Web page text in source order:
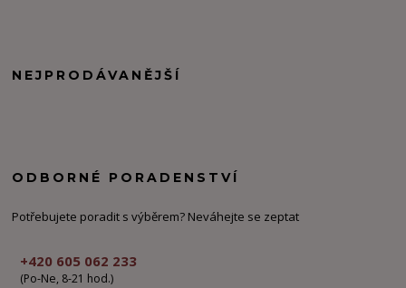
NEJPRODÁVANĚJŠÍ
ODBORNÉ PORADENSTVÍ
Potřebujete poradit s výběrem? Neváhejte se zeptat
+420 605 062 233
(Po-Ne, 8-21 hod.)